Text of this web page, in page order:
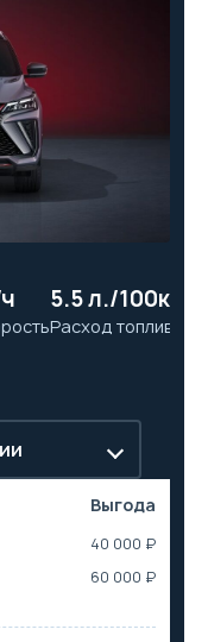
5.5 л./100км
Расход топлива
Выгода
40 000 ₽
60 000 ₽